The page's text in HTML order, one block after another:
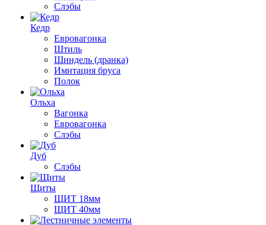
Слэбы
Кедр
Евровагонка
Штиль
Шиндель (дранка)
Имитация бруса
Полок
Ольха
Вагонка
Евровагонка
Слэбы
Дуб
Слэбы
Щиты
ЩИТ 18мм
ЩИТ 40мм